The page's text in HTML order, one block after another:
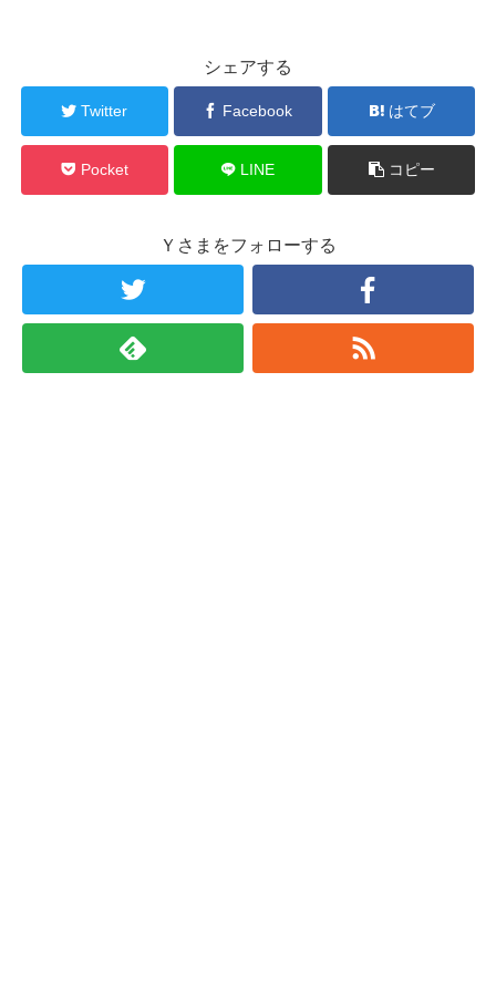
シェアする
Twitter Facebook はてブ
Pocket LINE コピー
Ｙさまをフォローする